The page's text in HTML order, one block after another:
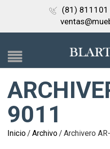
(81)
9011
Inicio/ Archivo/ Archivero